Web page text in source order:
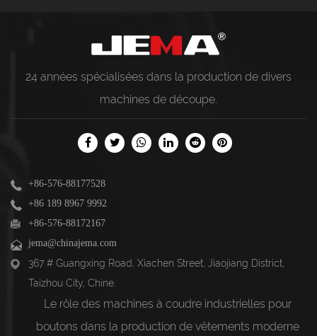
24 années spécialisées dans la production de divers
machines de découpe.
+86-576-88177528
+86 189 8967 9992
+86-576-88172167
jema@chinajema.com
367 # Guangxing Road, Xiachen Street, Jiaojiang District,
Taizhou City, Chine.
Le rôle des machines à coudre industrielles pour
boutons dans la production de vêtements moderne